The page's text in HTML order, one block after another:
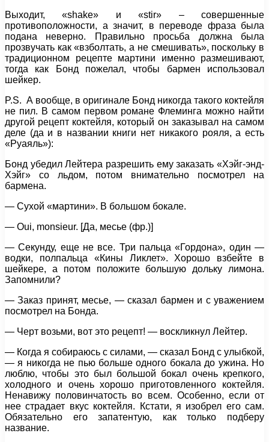
Выходит, «shake» и «stir» – совершенные
противоположности, а значит, в переводе фраза была
подана неверно. Правильно просьба должна была
прозвучать как «взболтать, а не смешивать», поскольку в
традиционном рецепте мартини именно размешивают,
тогда как Бонд пожелал, чтобы бармен использовал
шейкер.
P.S. А вообще, в оригинале Бонд никогда такого коктейля
не пил. В самом первом романе Флеминга можно найти
другой рецепт коктейля, который он заказывал на самом
деле (да и в названии книги нет никакого рояля, а есть
«Руаяль»):
Бонд убедил Лейтера разрешить ему заказать «Хэйг-энд-
Хэйг» со льдом, потом внимательно посмотрел на
бармена.
— Сухой «мартини». В большом бокале.
— Oui, monsieur. [Да, месье (фр.)]
— Секунду, еще не все. Три пальца «Гордона», один —
водки, полпальца «Кины Ликлет». Хорошо взбейте в
шейкере, а потом положите большую дольку лимона.
Запомнили?
— Заказ принят, месье, — сказал бармен и с уважением
посмотрел на Бонда.
— Черт возьми, вот это рецепт! — воскликнул Лейтер.
— Когда я собираюсь с силами, — сказал Бонд с улыбкой,
— я никогда не пью больше одного бокала до ужина. Но
люблю, чтобы это был большой бокал очень крепкого,
холодного и очень хорошо приготовленного коктейля.
Ненавижу половинчатость во всем. Особенно, если от
нее страдает вкус коктейля. Кстати, я изобрел его сам.
Обязательно его запатентую, как только подберу
название.